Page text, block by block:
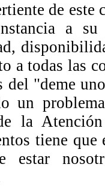
de este
a su
a todas las
del "deme
un
la Atención
tiene
estar